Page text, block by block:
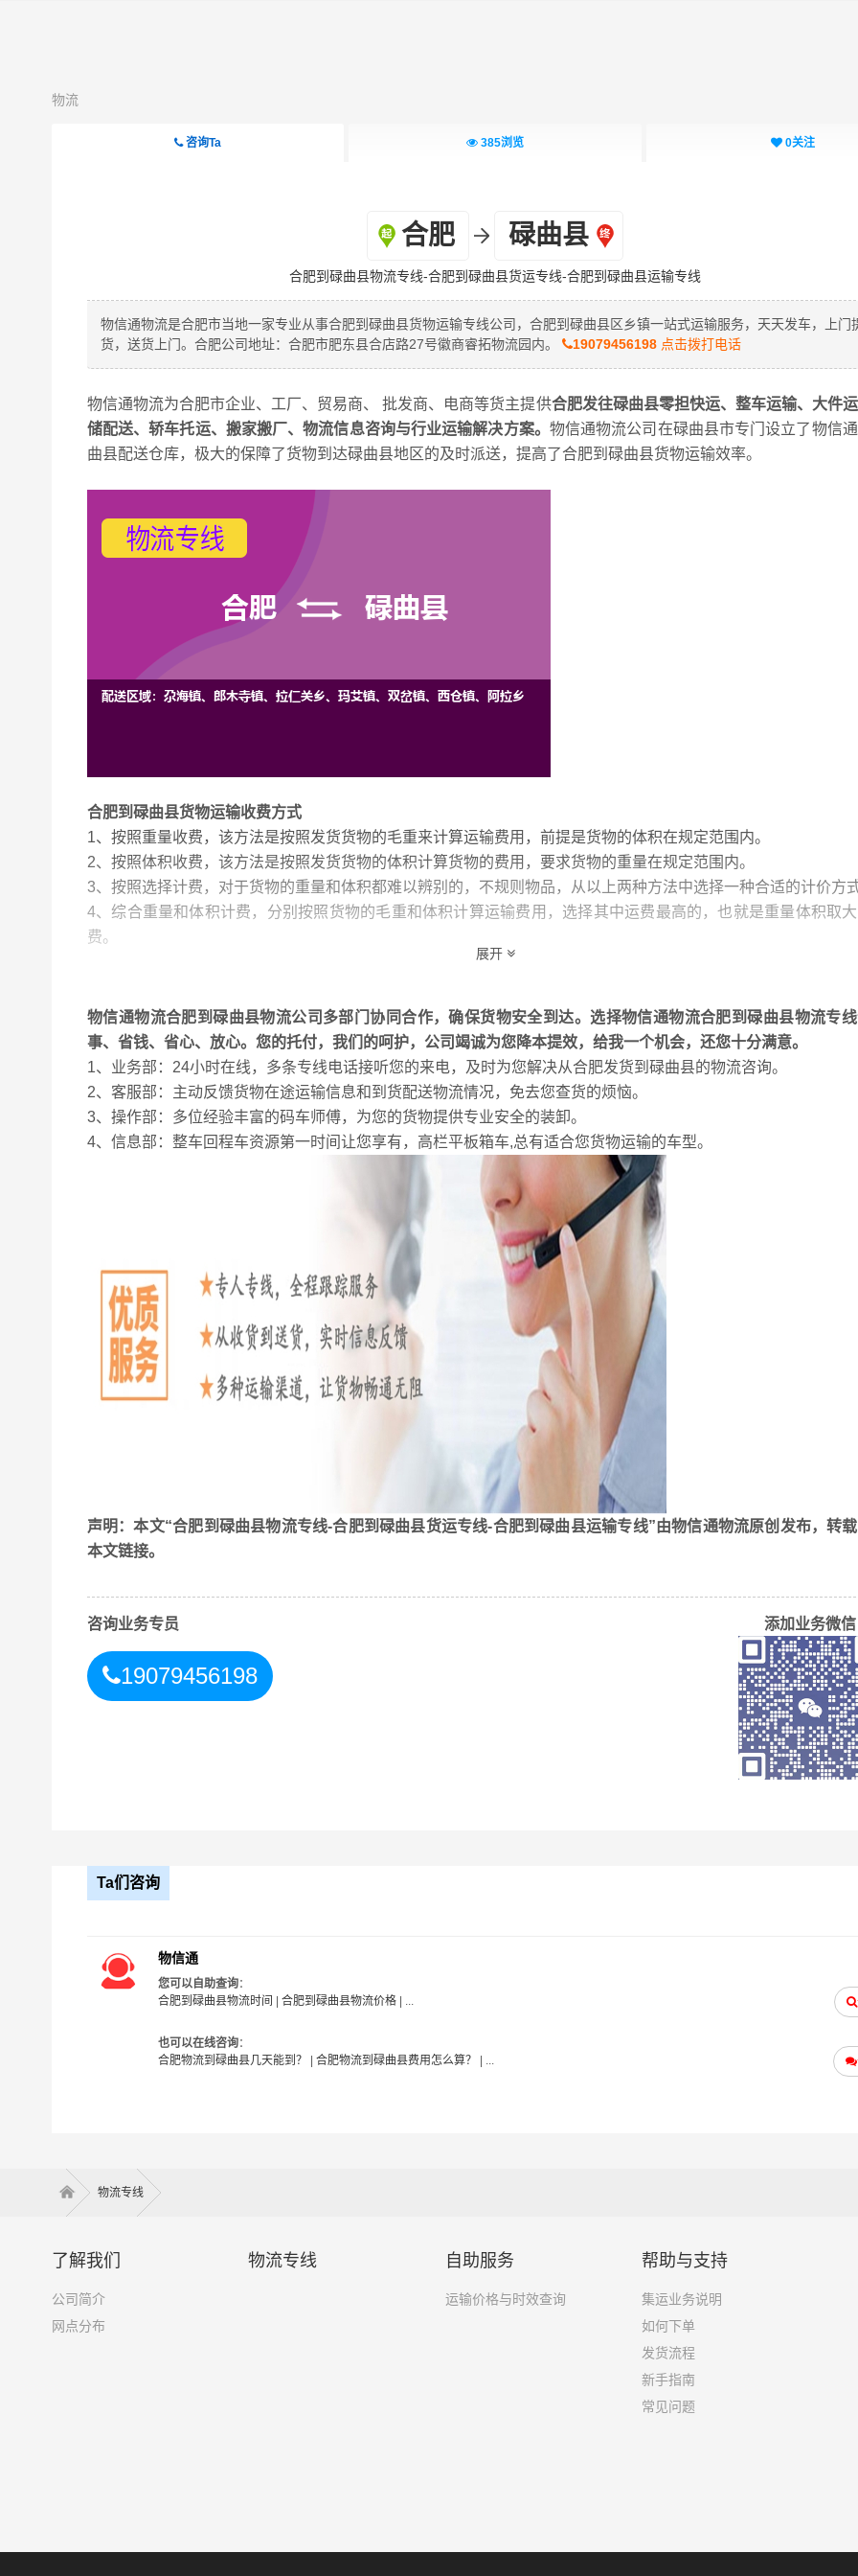
物流
咨询Ta 385浏览 0关注
合肥 碌曲县
合肥到碌曲县物流专线-合肥到碌曲县货运专线-合肥到碌曲县运输专线
物信通物流是合肥市当地一家专业从事合肥到碌曲县货物运输专线公司，合肥到碌曲县区乡镇一站式运输服务，天天发车，上门
货，送货上门。合肥公司地址：合肥市肥东县合店路27号徽商睿拓物流园内。
19079456198点击拨打电话
物信通物流为合肥市企业、工厂、贸易商、 批发商、电商等货主提供合肥发往碌曲县零担快运、整车运输、大件
储配送、轿车托运、搬家搬厂、物流信息咨询与行业运输解决方案。 物信通物流公司在碌曲县市专门设立了物信
曲县配送仓库，极大的保障了货物到达碌曲县地区的及时派送，提高了合肥到碌曲县货物运输效率。
合肥到碌曲县货物运输收费方式
1、按照重量收费，该方法是按照发货货物的毛重来计算运输费用，前提是货物的体积在规定范围内。
2、按照体积收费，该方法是按照发货货物的体积计算货物的费用，要求货物的重量在规定范围内。
3、按照选择计费，对于货物的重量和体积都难以辨别的，不规则物品，从以上两种方法中选择一种合适的计价方
4、综合重量和体积计费，分别按照货物的毛重和体积计算运输费用，选择其中运费最高的，也就是重量体积取
费。
5、按照发货网点议定计费，按照托运人和承运人事先约定的价格来计算运费，例如运送大型机器等。
展开
物信通物流合肥到碌曲县物流公司多部门协同合作，确保货物安全到达。选择物信通物流合肥到碌曲县物流专
事、省钱、省心、放心。您的托付，我们的呵护，公司竭诚为您降本提效，给我一个机会，还您十分满意。
1、业务部：24小时在线，多条专线电话接听您的来电，及时为您解决从合肥发货到碌曲县的物流咨询。
2、客服部：主动反馈货物在途运输信息和到货配送物流情况，免去您查货的烦恼。
3、操作部：多位经验丰富的码车师傅，为您的货物提供专业安全的装卸。
4、信息部：整车回程车资源第一时间让您享有，高栏平板箱车,总有适合您货物运输的车型。
声明：本文“合肥到碌曲县物流专线-合肥到碌曲县货运专线-合肥到碌曲县运输专线”由物信通物流原创发布，转
本文链接。
咨询业务专员
19079456198
添加业务微信
Ta们咨询
物信通
您可以自助查询：
合肥到碌曲县物流时间 | 合肥到碌曲县物流价格| ...
也可以在线咨询：
合肥物流到碌曲县几天能到？
| 合肥物流到碌曲县费用怎么算？ | ...
物流专线
了解我们
公司简介
网点分布
物流专线 自助服务
运输价格与时效查询
帮助与支持
集运业务说明
如何下单
发货流程
新手指南
常见问题